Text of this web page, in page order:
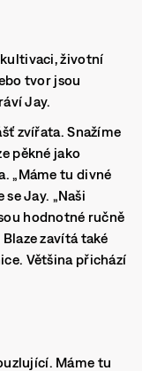
kultivaci, životní
tvor jsou
Jay.
zvířata. Snažíme
pěkné jako
„Máme tu divné
Jay. „Naši
hodnotné ručně
zavítá také
Většina přichází
Máme tu